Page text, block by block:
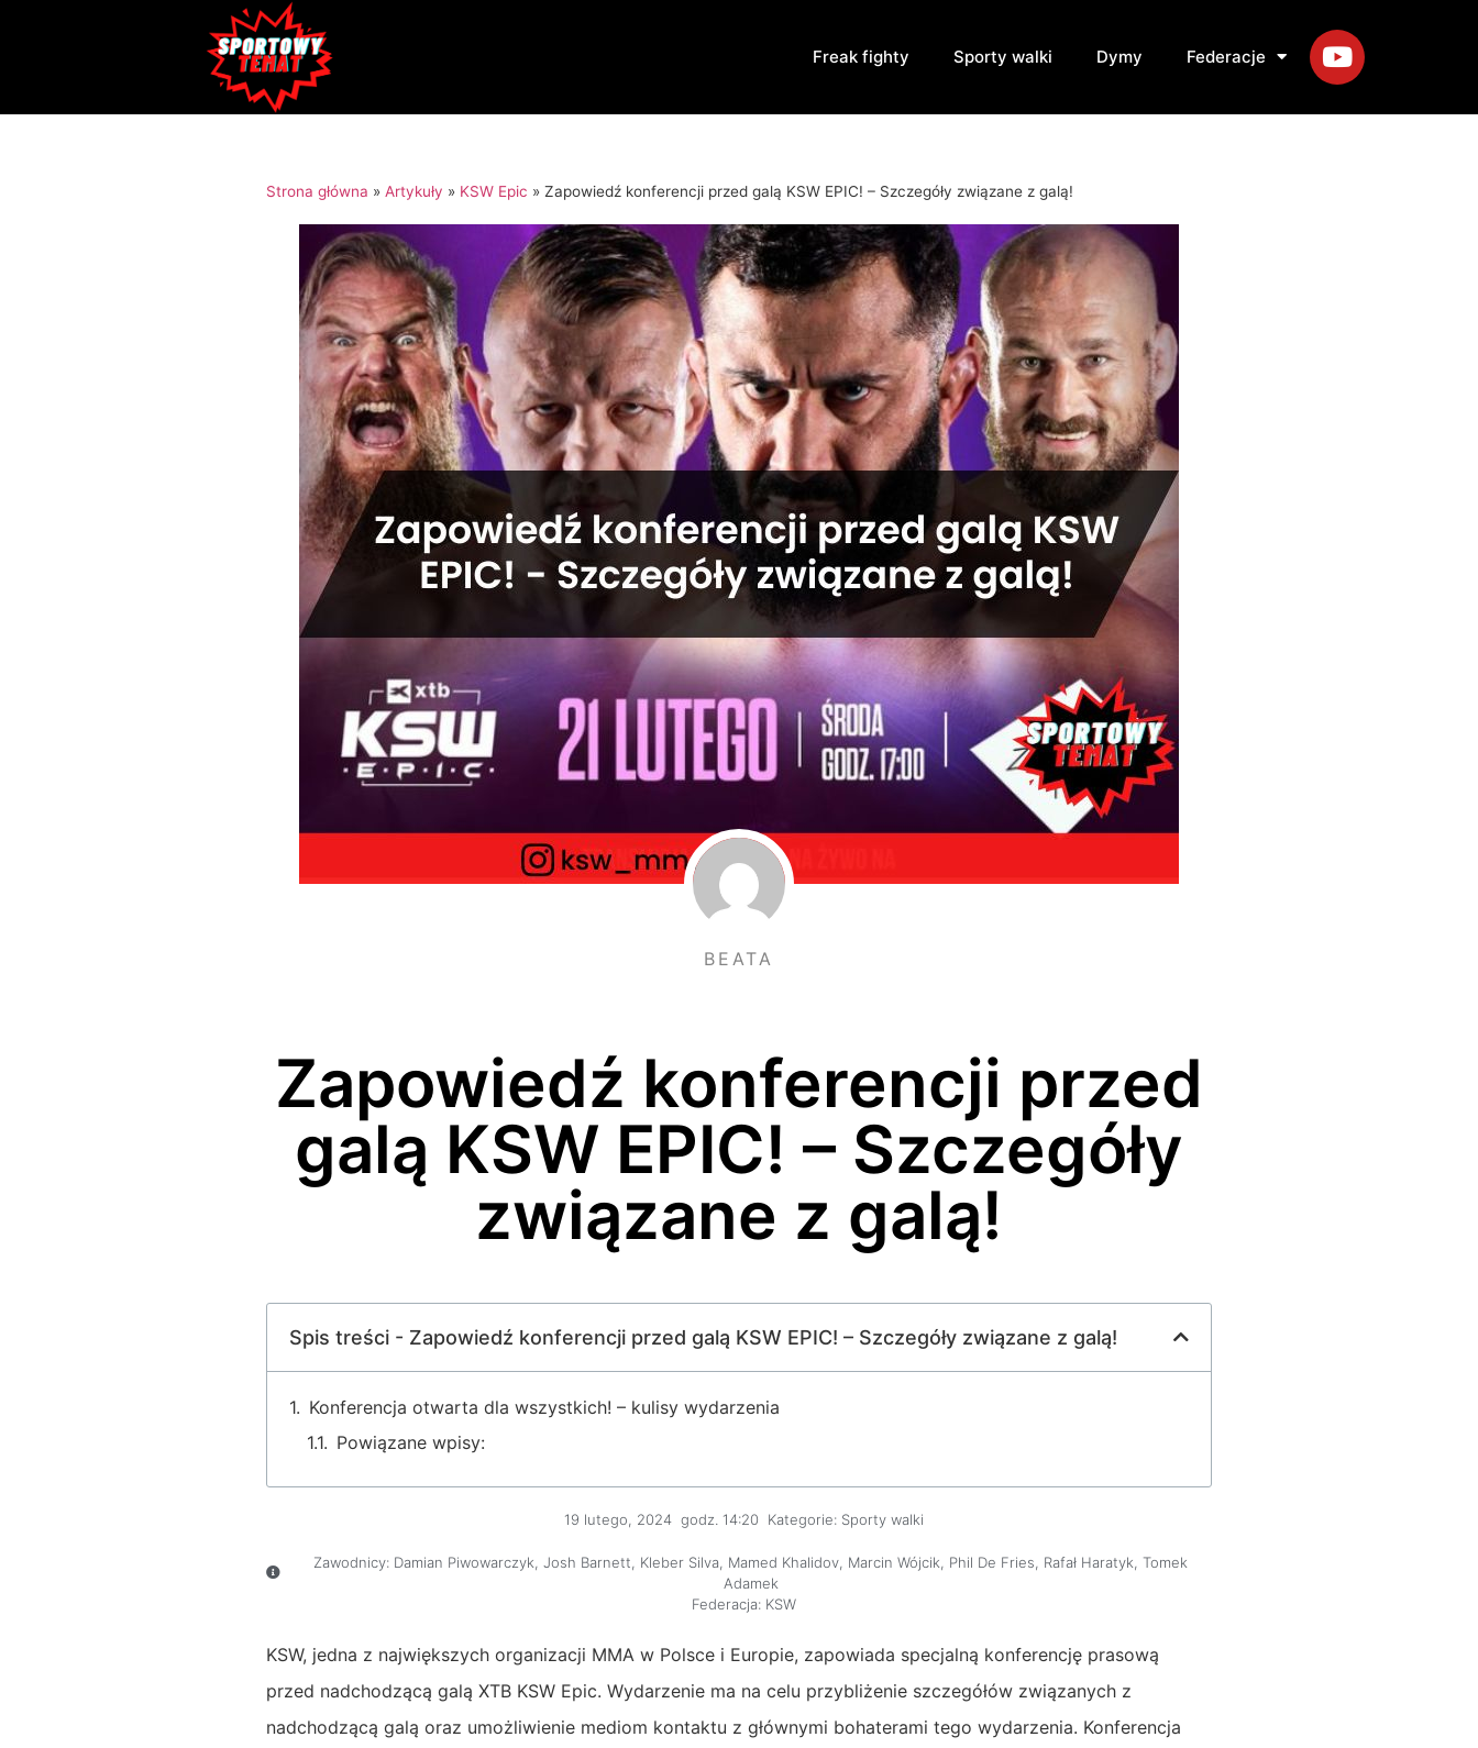
Freak fighty Sporty walki Dymy Federacje
Strona główna » Artykuły » KSW Epic » Zapowiedź konferencji przed galą KSW EPIC! – Szczegóły związane z galą!
BEATA
Zapowiedź konferencji przed
galą KSW EPIC! – Szczegóły
związane z galą!
Spis treści - Zapowiedź konferencji przed galą KSW EPIC! – Szczegóły związane z galą!
Konferencja otwarta dla wszystkich! – kulisy wydarzenia
Powiązane wpisy:
19 lutego, 2024 godz. 14:20 Kategorie: Sporty walki
Zawodnicy: Damian Piwowarczyk Josh Barnett Kleber Silva Mamed Khalidov Marcin Wójcik Phil De Fries Rafał Haratyk Tomek
Adamek
Federacja: KSW
KSW, jedna z największych organizacji MMA w Polsce i Europie, zapowiada specjalną konferencję prasową
przed nadchodzącą galą XTB KSW Epic. Wydarzenie ma na celu przybliżenie szczegółów związanych z
nadchodzącą galą oraz umożliwienie mediom kontaktu z głównymi bohaterami tego wydarzenia. Konferencja